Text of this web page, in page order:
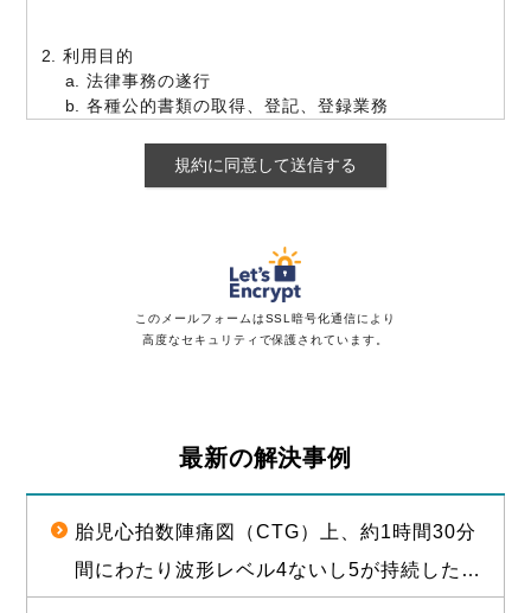
利用目的
法律事務の遂行
各種公的書類の取得、登記、登録業務
各種リーガルサービスの紹介及び提供
ウム若しくはセミナーその他の講演活動において
発表すること又は当法人が運営するインターネッ
ト上のサイト、当法人以外の第三者が運営し当法
人若しくは所属弁護士の情報を掲載するインター
ます。
所、最高裁判所。
市区町村役場（戸籍等の書類徴求を行う場合な
このメールフォームはSSL暗号化通信により
高度なセキュリティで保護されています。
最新の解決事例
胎児心拍数陣痛図（CTG）上、約1時間30分
間にわたり波形レベル4ないし5が持続した後